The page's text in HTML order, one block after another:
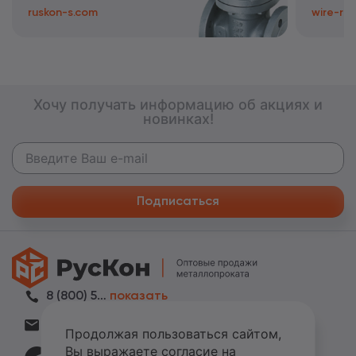
ruskon-s.com wire-
Хочу получать информацию об акциях и
новинках!
Подписаться
8 (800) 505-42-06 показать
Продолжая пользоваться сайтом,
Вы выражаете согласие на